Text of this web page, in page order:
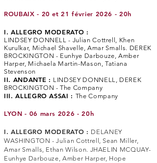
ROUBAIX - 20 et 21 février 2026 - 20h
I. ALLEGRO MODERATO :
LINDSEY DONNELL - Julian Cottrell, Khen
Kurulkar, Michael Shavelle, Amar Smalls. DEREK
BROCKINGTON - Eunhye Darbouze, Amber
Harper, Michaela Martin-Mason, Tatiana
Stevenson
II. ANDANTE : LINDSEY DONNELL, DEREK
BROCKINGTON - The Company
III. ALLEGRO ASSAI : The Company
LYON - 06 mars 2026 - 20h
I. ALLEGRO MODERATO : DELANEY
WASHINGTON - Julian Cottrell, Sean Miller,
Amar Smalls, Ethan Wilson. JHAELIN MCQUAY-
Eunhye Darbouze, Amber Harper, Hope